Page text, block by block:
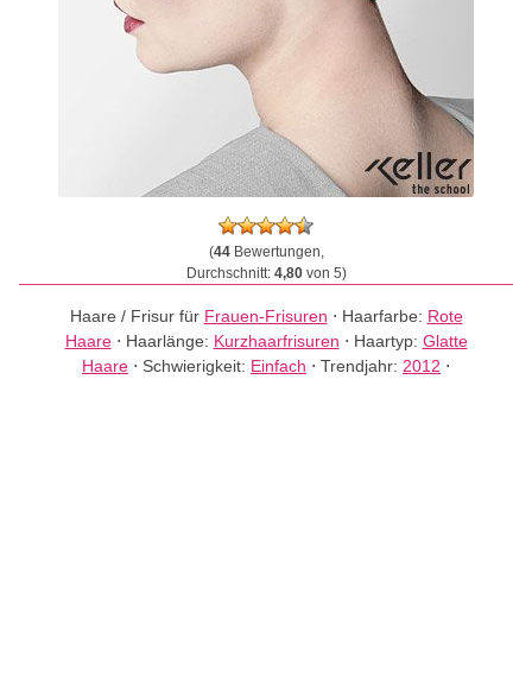
(44Bewertungen,
Durchschnitt: 4,80von 5)
Haare / Frisur für Frauen-Frisuren ⋅ Haarfarbe: Rote
Haare⋅ Haarlänge: Kurzhaarfrisuren ⋅ Haartyp: Glatte
Haare ⋅ Schwierigkeit: Einfach ⋅ Trendjahr: 2012 ⋅